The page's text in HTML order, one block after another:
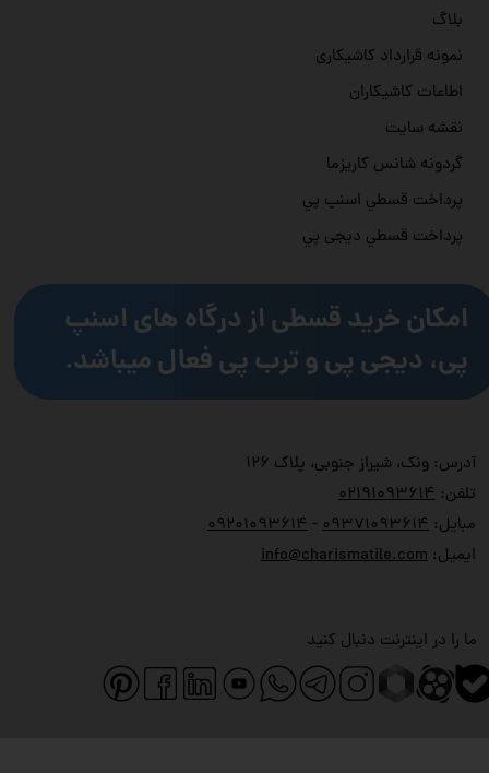
ما را در اینترنت دنبال کنید
آدرس: ونک، شیراز جنوبی، پلاک ۱۲۶
تلفن:
۰۲۱۹۱۰۹۳۶۱۴
مبایل:
۰۹۳۷۱۰۹۳۶۱۴ - ۰۹۲۰۱۰۹۳۶۱۴
ایمیل:info@charismatile.com
بلاگ
نمونه قرارداد کاشیکاری
اطاعات کاشیکاران
نقشه سایت
گردونه شانس کاریزما
پرداخت قسطي اسنپ پي
پرداخت قسطي دیجی پي
امکان خرید قسطی از درگاه های اسنپ
پی، دیجی پی و ترب پی فعال میباشد.